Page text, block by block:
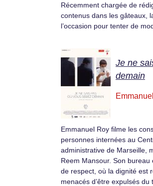
Récemment chargée de
contenus dans les gâteaux,
l’occasion pour tenter de
Je ne
demain
Emmanuel Roy filme les
personnes internées au
administrative de Marseille,
Reem Mansour. Son bureau
de respect, où la dignité est
menacés d’être expulsés du